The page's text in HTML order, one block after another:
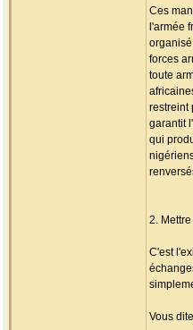
Ces
l'armée
forces
toute
restreint
garantit
qui
2.
C'est
Vous